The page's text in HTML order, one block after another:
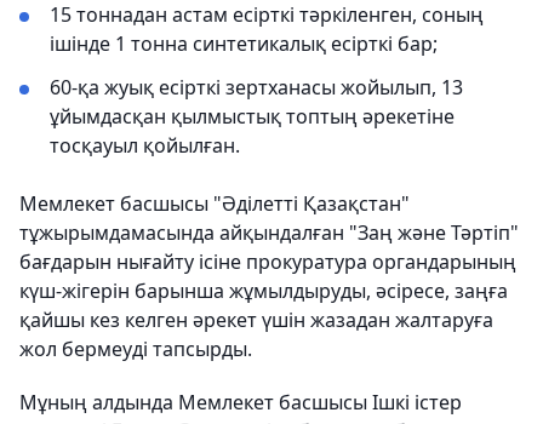
15 тоннадан астам есірткі тәркіленген, соның
ішінде 1 тонна синтетикалық есірткі бар;
60-қа жуық есірткі зертханасы жойылып, 13
ұйымдасқан қылмыстық топтың әрекетіне
тосқауыл қойылған.
Мемлекет басшысы "Әділетті Қазақстан"
тұжырымдамасында айқындалған "Заң және Тәртіп"
бағдарын нығайту ісіне прокуратура органдарының
күш-жігерін барынша жұмылдыруды, әсіресе, заңға
қайшы кез келген әрекет үшін жазадан жалтаруға
жол бермеуді тапсырды.
Мұның алдында Мемлекет басшысы Ішкі істер